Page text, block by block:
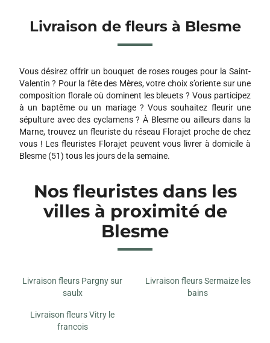
Livraison de fleurs à Blesme
Vous désirez offrir un bouquet de roses rouges pour la Saint-
Valentin ? Pour la fête des Mères, votre choix s’oriente sur une
composition florale où dominent les bleuets ? Vous participez
à un baptême ou un mariage ? Vous souhaitez fleurir une
sépulture avec des cyclamens ? À Blesme ou ailleurs dans la
Marne, trouvez un fleuriste du réseau Florajet proche de chez
vous ! Les fleuristes Florajet peuvent vous livrer à domicile à
Blesme (51) tous les jours de la semaine.
Nos fleuristes dans les
villes à proximité de
Blesme
Livraison fleurs Pargny sur
saulx
Livraison fleurs Sermaize les
bains
Livraison fleurs Vitry le
francois